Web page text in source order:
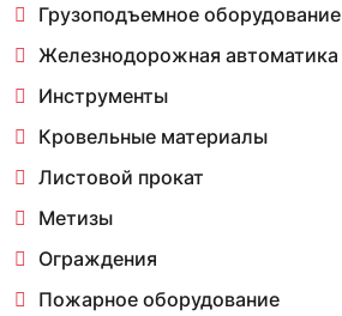
Грузоподъемное оборудование
Железнодорожная автоматика
Инструменты
Кровельные материалы
Листовой прокат
Метизы
Ограждения
Пожарное оборудование